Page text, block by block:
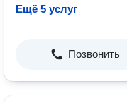
Ещё 5 услуг
Позвонить